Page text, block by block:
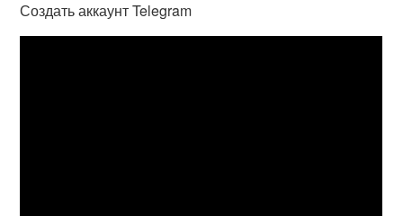
Создать аккаунт Telegram